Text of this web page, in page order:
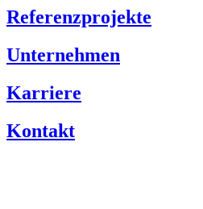
Referenzprojekte
Unternehmen
Karriere
Kontakt